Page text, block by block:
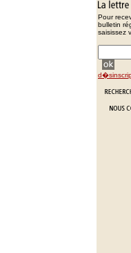
Pour
bulletin
saisissez